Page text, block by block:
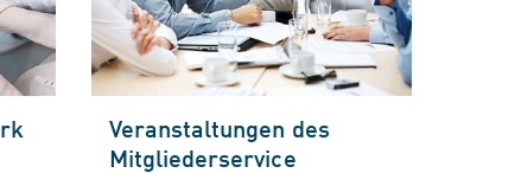
Veranstaltungen des
Mitgliederservice